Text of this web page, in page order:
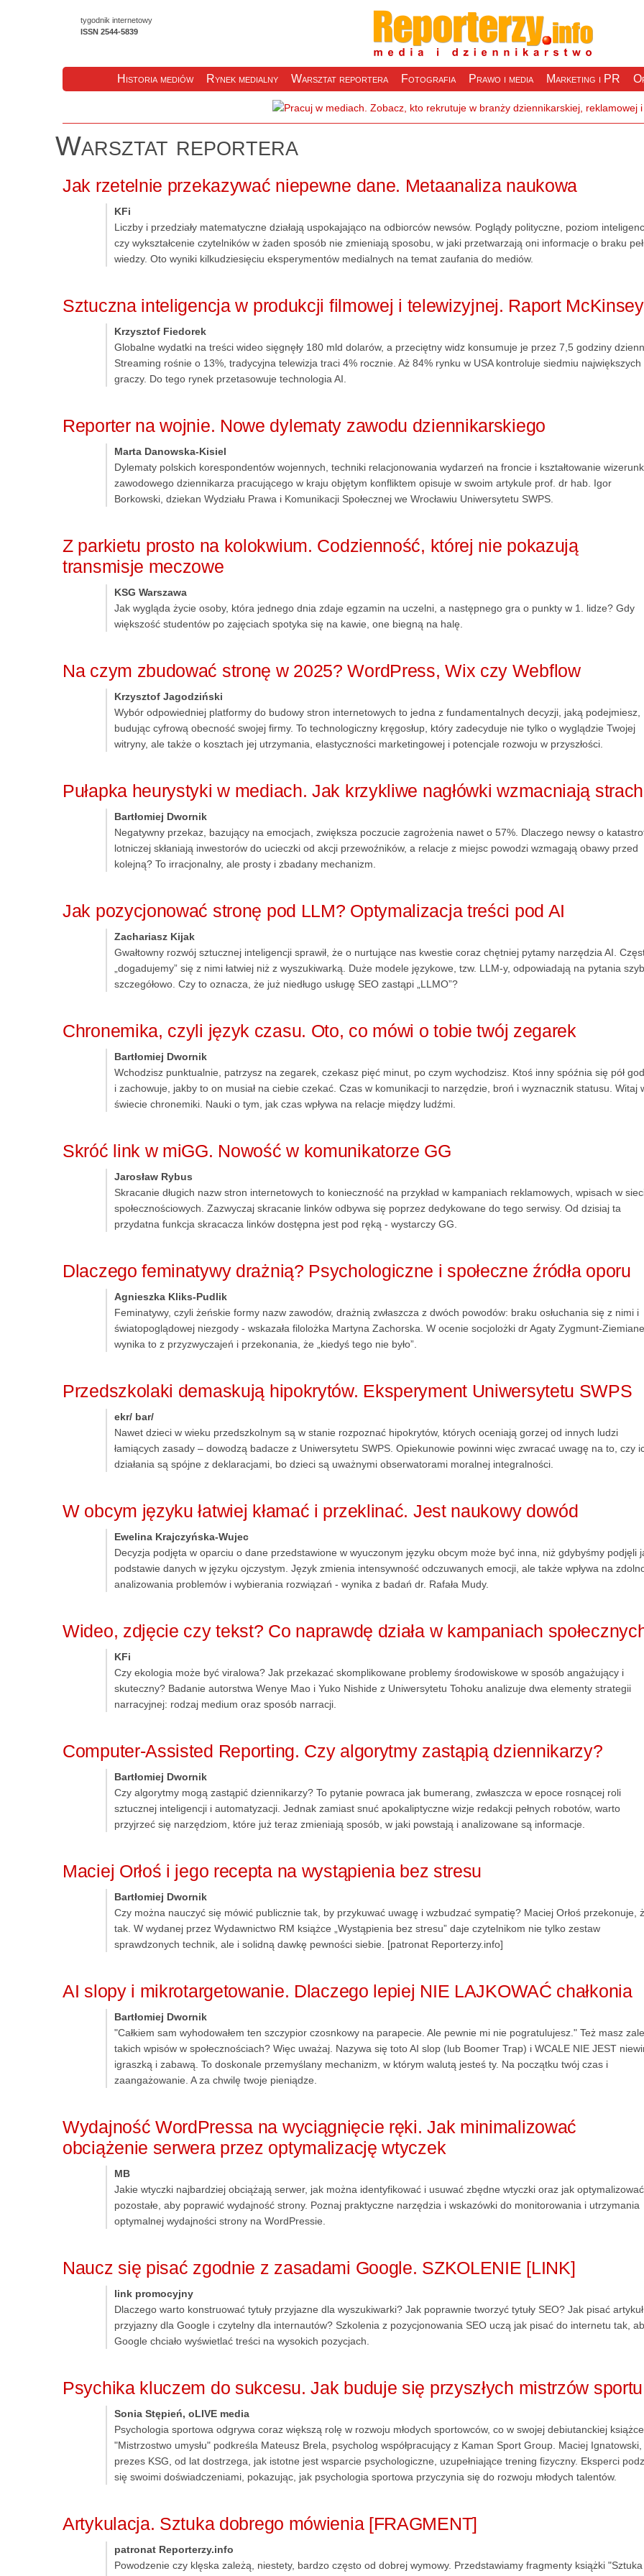
Historia mediów Rynek medialny Warsztat reportera Fotografia Prawo i media Marketing i PR
tygodnik internetowy
ISSN 2544-5839
Warsztat reportera
Jak rzetelnie przekazywać niepewne dane. Metaanaliza naukowa
KFi
Liczby i przedziały matematyczne działają uspokajająco na odbiorców newsów. Poglądy polityczne, poziom
czy wykształcenie czytelników w żaden sposób nie zmieniają sposobu, w jaki przetwarzają oni informacje o braku
wiedzy. Oto wyniki kilkudziesięciu eksperymentów medialnych na temat zaufania do mediów.
Sztuczna inteligencja w produkcji filmowej i telewizyjnej. Raport McKinsey
Krzysztof Fiedorek
Globalne wydatki na treści wideo sięgnęły 180 mld dolarów, a przeciętny widz konsumuje je przez 7,5 godziny
Streaming rośnie o 13%, tradycyjna telewizja traci 4% rocznie. Aż 84% rynku w USA kontroluje siedmiu największych
graczy. Do tego rynek przetasowuje technologia AI.
Reporter na wojnie. Nowe dylematy zawodu dziennikarskiego
Marta Danowska-Kisiel
Dylematy polskich korespondentów wojennych, techniki relacjonowania wydarzeń na froncie i kształtowanie
zawodowego dziennikarza pracującego w kraju objętym konfliktem opisuje w swoim artykule prof. dr hab. Igor
Borkowski, dziekan Wydziału Prawa i Komunikacji Społecznej we Wrocławiu Uniwersytetu SWPS.
Z parkietu prosto na kolokwium. Codzienność, której nie pokazują
transmisje meczowe
KSG Warszawa
Jak wygląda życie osoby, która jednego dnia zdaje egzamin na uczelni, a następnego gra o punkty w 1. lidze? Gdy
większość studentów po zajęciach spotyka się na kawie, one biegną na halę.
Na czym zbudować stronę w 2025? WordPress, Wix czy Webflow
Krzysztof Jagodziński
Wybór odpowiedniej platformy do budowy stron internetowych to jedna z fundamentalnych decyzji, jaką podejmiesz,
budując cyfrową obecność swojej firmy. To technologiczny kręgosłup, który zadecyduje nie tylko o wyglądzie Twojej
witryny, ale także o kosztach jej utrzymania, elastyczności marketingowej i potencjale rozwoju w przyszłości.
Pułapka heurystyki w mediach. Jak krzykliwe nagłówki wzmacniają strach
Bartłomiej Dwornik
Negatywny przekaz, bazujący na emocjach, zwiększa poczucie zagrożenia nawet o 57%. Dlaczego newsy o
lotniczej skłaniają inwestorów do ucieczki od akcji przewoźników, a relacje z miejsc powodzi wzmagają obawy przed
kolejną? To irracjonalny, ale prosty i zbadany mechanizm.
Jak pozycjonować stronę pod LLM? Optymalizacja treści pod AI
Zachariasz Kijak
Gwałtowny rozwój sztucznej inteligencji sprawił, że o nurtujące nas kwestie coraz chętniej pytamy narzędzia AI.
„dogadujemy” się z nimi łatwiej niż z wyszukiwarką. Duże modele językowe, tzw. LLM-y, odpowiadają na pytania
szczegółowo. Czy to oznacza, że już niedługo usługę SEO zastąpi „LLMO”?
Chronemika, czyli język czasu. Oto, co mówi o tobie twój zegarek
Bartłomiej Dwornik
Wchodzisz punktualnie, patrzysz na zegarek, czekasz pięć minut, po czym wychodzisz. Ktoś inny spóźnia się pół
i zachowuje, jakby to on musiał na ciebie czekać. Czas w komunikacji to narzędzie, broń i wyznacznik statusu. Witaj
świecie chronemiki. Nauki o tym, jak czas wpływa na relacje między ludźmi.
Skróć link w miGG. Nowość w komunikatorze GG
Jarosław Rybus
Skracanie długich nazw stron internetowych to konieczność na przykład w kampaniach reklamowych, wpisach w
społecznościowych. Zazwyczaj skracanie linków odbywa się poprzez dedykowane do tego serwisy. Od dzisiaj ta
przydatna funkcja skracacza linków dostępna jest pod ręką - wystarczy GG.
Dlaczego feminatywy drażnią? Psychologiczne i społeczne źródła oporu
Agnieszka Kliks-Pudlik
Feminatywy, czyli żeńskie formy nazw zawodów, drażnią zwłaszcza z dwóch powodów: braku osłuchania się z nimi i
światopoglądowej niezgody - wskazała filolożka Martyna Zachorska. W ocenie socjolożki dr Agaty Zygmunt-
wynika to z przyzwyczajeń i przekonania, że „kiedyś tego nie było”.
Przedszkolaki demaskują hipokrytów. Eksperyment Uniwersytetu SWPS
ekr/ bar/
Nawet dzieci w wieku przedszkolnym są w stanie rozpoznać hipokrytów, których oceniają gorzej od innych ludzi
łamiących zasady – dowodzą badacze z Uniwersytetu SWPS. Opiekunowie powinni więc zwracać uwagę na to, czy
działania są spójne z deklaracjami, bo dzieci są uważnymi obserwatorami moralnej integralności.
W obcym języku łatwiej kłamać i przeklinać. Jest naukowy dowód
Ewelina Krajczyńska-Wujec
Decyzja podjęta w oparciu o dane przedstawione w wyuczonym języku obcym może być inna, niż gdybyśmy podjęli
podstawie danych w języku ojczystym. Język zmienia intensywność odczuwanych emocji, ale także wpływa na
analizowania problemów i wybierania rozwiązań - wynika z badań dr. Rafała Mudy.
Wideo, zdjęcie czy tekst? Co naprawdę działa w kampaniach
KFi
Czy ekologia może być viralowa? Jak przekazać skomplikowane problemy środowiskowe w sposób angażujący i
skuteczny? Badanie autorstwa Wenye Mao i Yuko Nishide z Uniwersytetu Tohoku analizuje dwa elementy strategii
narracyjnej: rodzaj medium oraz sposób narracji.
Computer-Assisted Reporting. Czy algorytmy zastąpią dziennikarzy?
Bartłomiej Dwornik
Czy algorytmy mogą zastąpić dziennikarzy? To pytanie powraca jak bumerang, zwłaszcza w epoce rosnącej roli
sztucznej inteligencji i automatyzacji. Jednak zamiast snuć apokaliptyczne wizje redakcji pełnych robotów, warto
przyjrzeć się narzędziom, które już teraz zmieniają sposób, w jaki powstają i analizowane są informacje.
Maciej Orłoś i jego recepta na wystąpienia bez stresu
Bartłomiej Dwornik
Czy można nauczyć się mówić publicznie tak, by przykuwać uwagę i wzbudzać sympatię? Maciej Orłoś przekonuje,
tak. W wydanej przez Wydawnictwo RM książce „Wystąpienia bez stresu” daje czytelnikom nie tylko zestaw
sprawdzonych technik, ale i solidną dawkę pewności siebie. [patronat Reporterzy.info]
AI slopy i mikrotargetowanie. Dlaczego lepiej NIE LAJKOWAĆ chałkonia
Bartłomiej Dwornik
"Całkiem sam wyhodowałem ten szczypior czosnkowy na parapecie. Ale pewnie mi nie pogratulujesz." Też masz
takich wpisów w społecznościach? Więc uważaj. Nazywa się toto AI slop (lub Boomer Trap) i WCALE NIE JEST
igraszką i zabawą. To doskonale przemyślany mechanizm, w którym walutą jesteś ty. Na początku twój czas i
zaangażowanie. A za chwilę twoje pieniądze.
Wydajność WordPressa na wyciągnięcie ręki. Jak minimalizować
obciążenie serwera przez optymalizację wtyczek
MB
Jakie wtyczki najbardziej obciążają serwer, jak można identyfikować i usuwać zbędne wtyczki oraz jak optymalizować
pozostałe, aby poprawić wydajność strony. Poznaj praktyczne narzędzia i wskazówki do monitorowania i utrzymania
optymalnej wydajności strony na WordPressie.
Naucz się pisać zgodnie z zasadami Google. SZKOLENIE [LINK]
link promocyjny
Dlaczego warto konstruować tytuły przyjazne dla wyszukiwarki? Jak poprawnie tworzyć tytuły SEO? Jak pisać artykuł
przyjazny dla Google i czytelny dla internautów? Szkolenia z pozycjonowania SEO uczą jak pisać do internetu tak,
Google chciało wyświetlać treści na wysokich pozycjach.
Psychika kluczem do sukcesu. Jak buduje się przyszłych mistrzów sportu
Sonia Stępień, oLIVE media
Psychologia sportowa odgrywa coraz większą rolę w rozwoju młodych sportowców, co w swojej debiutanckiej książce
"Mistrzostwo umysłu" podkreśla Mateusz Brela, psycholog współpracujący z Kaman Sport Group. Maciej Ignatowski,
prezes KSG, od lat dostrzega, jak istotne jest wsparcie psychologiczne, uzupełniające trening fizyczny. Eksperci
się swoimi doświadczeniami, pokazując, jak psychologia sportowa przyczynia się do rozwoju młodych talentów.
Artykulacja. Sztuka dobrego mówienia [FRAGMENT]
patronat Reporterzy.info
Powodzenie czy klęska zależą, niestety, bardzo często od dobrej wymowy. Przedstawiamy fragmenty książki "Sztuka